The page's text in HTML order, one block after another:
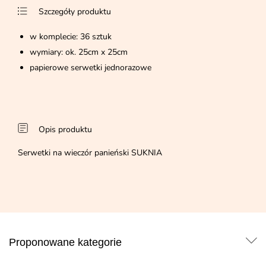
Szczegóły produktu
w komplecie: 36 sztuk
wymiary: ok. 25cm x 25cm
papierowe serwetki jednorazowe
Opis produktu
Serwetki na wieczór panieński SUKNIA
Proponowane kategorie